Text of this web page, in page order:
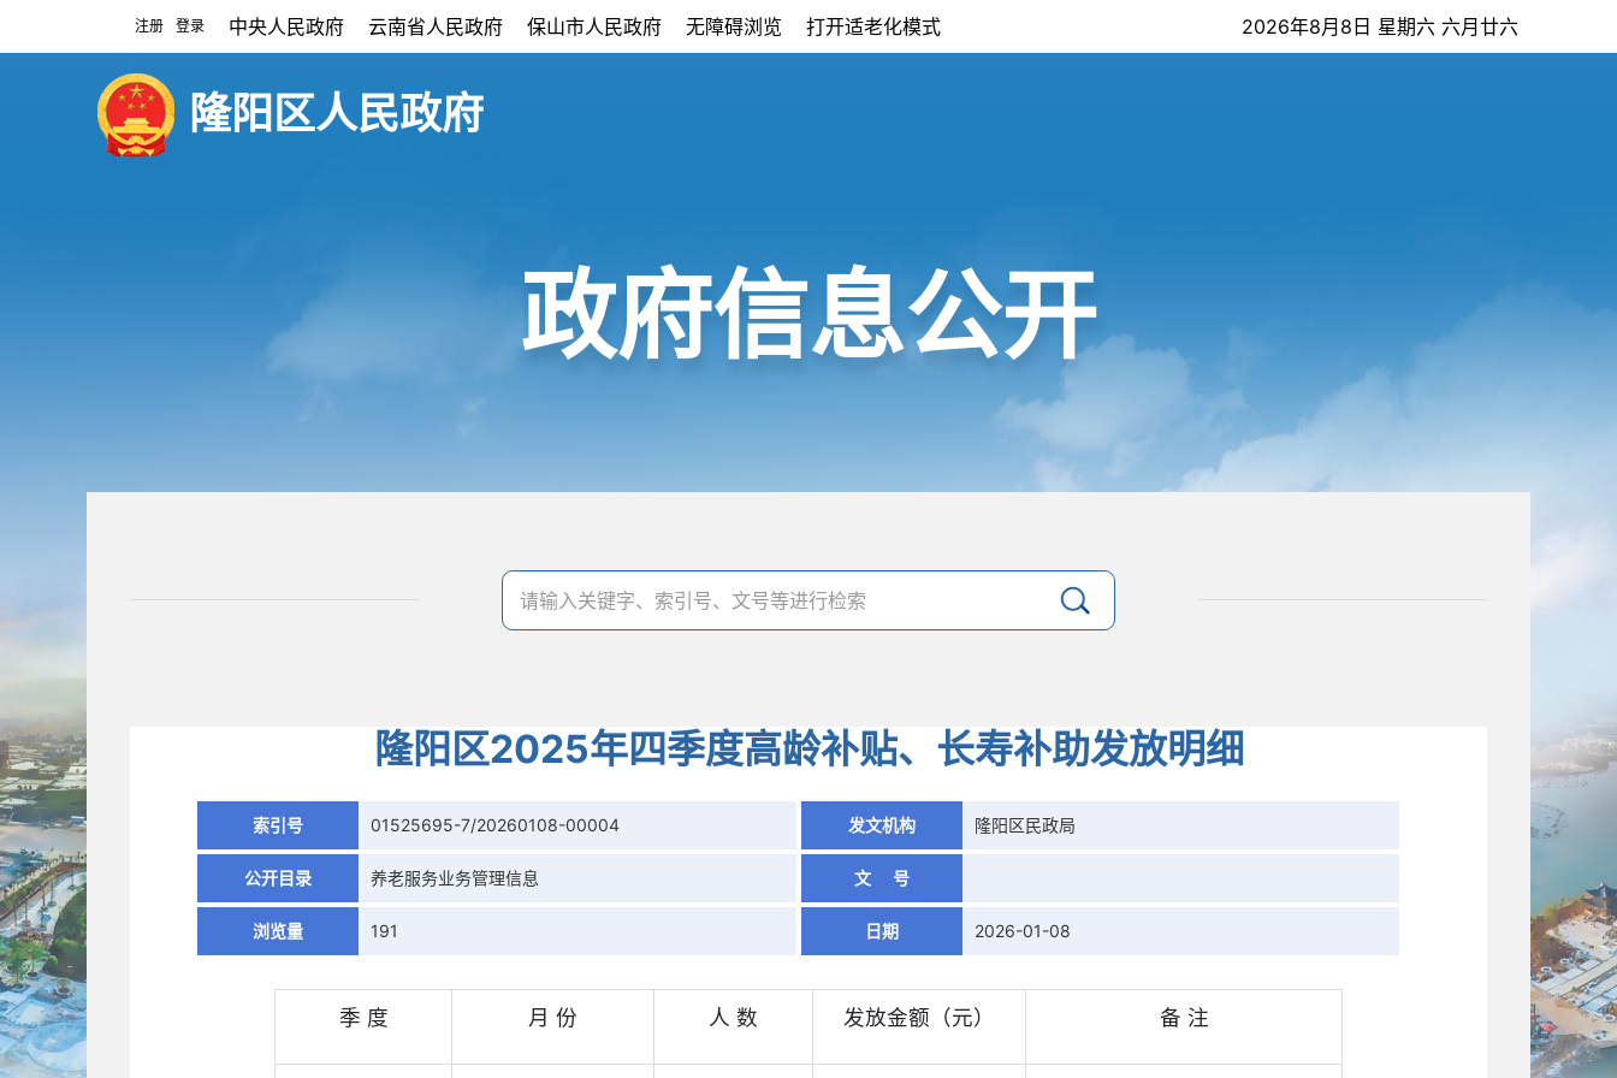
注册 登录 中央人民政府 云南省人民政府 保山市人民政府 无障碍浏览 打开适老化模式 2026年8月8日 星期六 六月廿六
隆阳区人民政府
政府信息公开
隆阳区2025年四季度高龄补贴、长寿补助发放明细
索引号 01525695-7/20260108-00004 发文机构 隆阳区民政局
公开目录 养老服务业务管理信息 文 号
浏览量 191 日期 2026-01-08
季 度 月 份 人 数 发放金额（元） 备 注